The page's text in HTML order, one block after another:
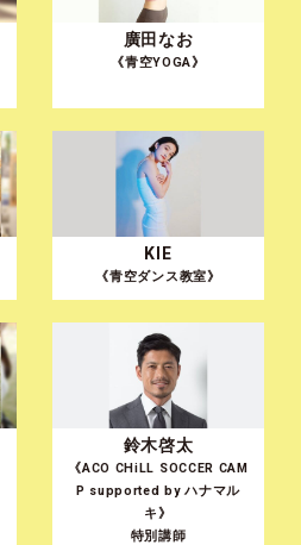
廣田なお
《青空YOGA》
KIE
《青空ダンス教室》
鈴木啓太
《ACO CHiLL SOCCER CAM
P supported by ハナマル
キ》
特別講師